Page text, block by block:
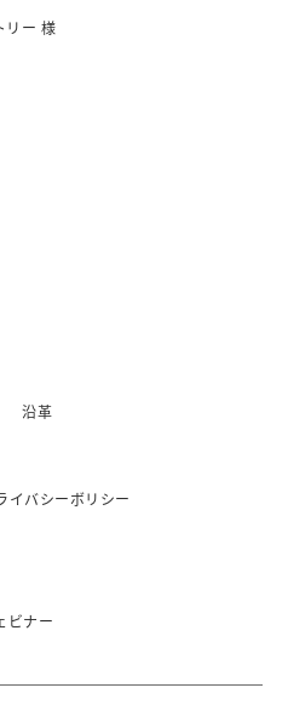
リー 様
沿革
イバシーボリシー
ビナー